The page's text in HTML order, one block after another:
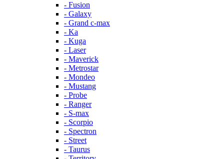
- Fusion
- Galaxy
- Grand c-max
- Ka
- Kuga
- Laser
- Maverick
- Metrostar
- Mondeo
- Mustang
- Probe
- Ranger
- S-max
- Scorpio
- Spectron
- Street
- Taurus